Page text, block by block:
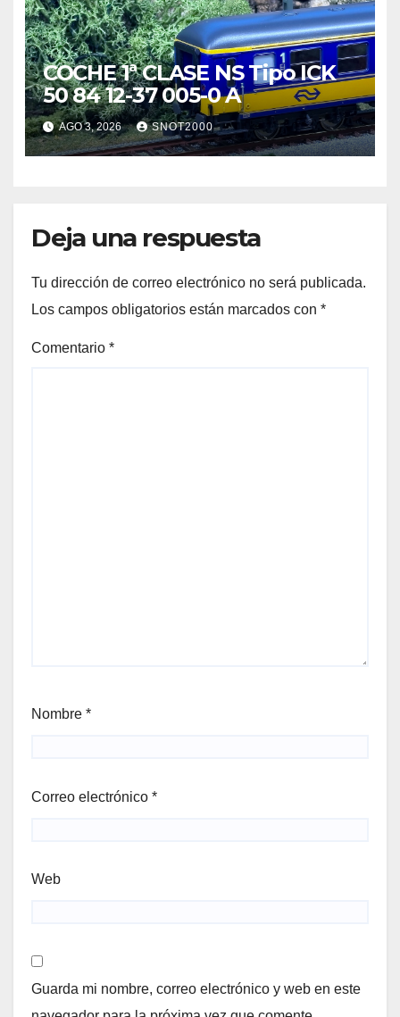
COCHE 1ª CLASE NS Tipo ICK
50 84 12-37 005-0 A
AGO 3, 2026 SNOT2000
Deja una respuesta
Tu dirección de correo electrónico no será publicada.
Los campos obligatorios están marcados con *
Comentario *
Nombre *
Correo electrónico *
Web
Guarda mi nombre, correo electrónico y web en este